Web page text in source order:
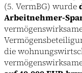
(5. VermBG) wurde
Arbeitnehmer-
die